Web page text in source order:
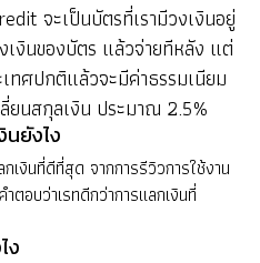
จะเป็นบัตรที่เรามีวงเงินอยู่
เงินของบัตร แล้วจ่ายทีหลัง แต่
เทศปกติแล้วจะมีค่าธรรมเนียม
ยนสกุลเงิน ประมาณ 2.5%
นยังไง
เงินที่ดีที่สุด จากการรีวิวการใช้งาน
ตอบว่าเรทดีกว่าการแลกเงินที่
ง